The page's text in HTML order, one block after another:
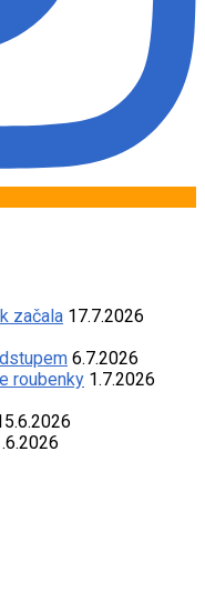
začala 17.7.2026
6.7.2026
roubenky 1.7.2026